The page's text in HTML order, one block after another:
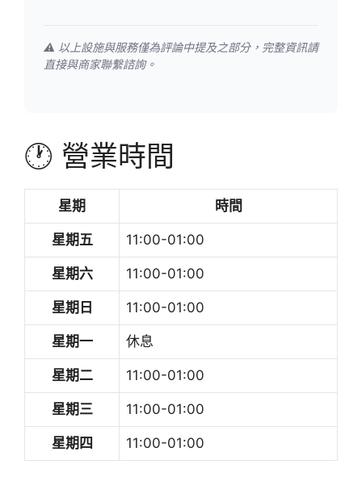
⚠️ 以上設施與服務僅為評論中提及之部分，完整資訊請
直接與商家聯繫諮詢。
🕐 營業時間
星期 時間
星期五 11:00-01:00
星期六 11:00-01:00
星期日 11:00-01:00
星期一 休息
星期二 11:00-01:00
星期三 11:00-01:00
星期四 11:00-01:00